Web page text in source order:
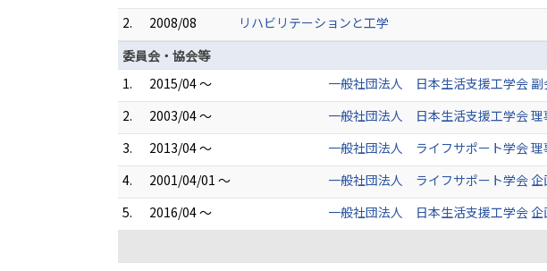
2.
2008/08
リハビリテーションと工学
委員会・協会等
1.
2015/04 ～
一般社団法人 日本生活支援工学会 副
2.
2003/04 ～
一般社団法人 日本生活支援工学会 理
3.
2013/04 ～
一般社団法人 ライフサポート学会 理
4.
2001/04/01 ～
一般社団法人 ライフサポート学会 企
5.
2016/04 ～
一般社団法人 日本生活支援工学会 企